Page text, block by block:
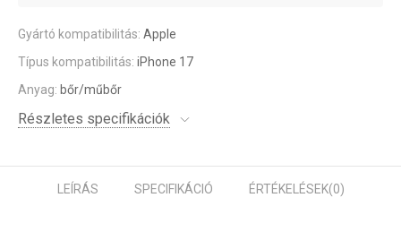
Gyártó kompatibilitás: Apple
Típus kompatibilitás: iPhone 17
Anyag: bőr/műbőr
Részletes specifikációk
LEÍRÁS SPECIFIKÁCIÓ ÉRTÉKELÉSEK(0)